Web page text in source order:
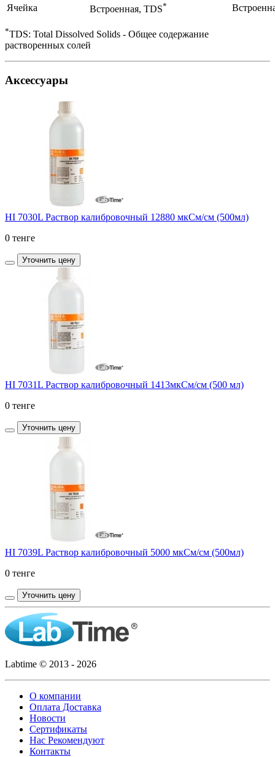
Ячейка Встроенная, TDS*
*TDS: Total Dissolved Solids - Общее содержание
растворенных солей
Аксессуары
HI 7030L Раствор калибровочный 12880 мкСм/см (500мл)
0 тенге
Уточнить цену
HI 7031L Раствор калибровочный 1413мкСм/см (500 мл)
0 тенге
Уточнить цену
HI 7039L Раствор калибровочный 5000 мкСм/см (500мл)
0 тенге
Уточнить цену
Labtime © 2013 - 2026
О компании
Оплата Доставка
Новости
Сертификаты
Нас Рекомендуют
Контакты